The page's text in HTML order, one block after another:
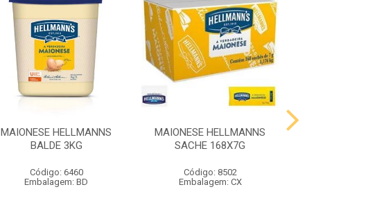
MAIONESE HELLMANNS
BALDE 3KG
Código: 6460
Embalagem: BD
MAIONESE HELLMANNS
SACHE 168X7G
Código: 8502
Embalagem: CX